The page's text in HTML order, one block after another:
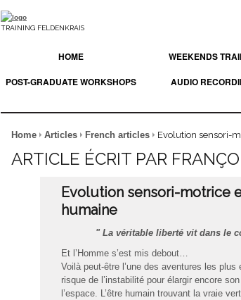
TRAINING FELDENKRAIS
HOME WEEKENDS
POST-GRADUATE WORKSHOPS
AUDIO
Home Articles French articles Evolution sensori-
ARTICLE ÉCRIT PAR
Evolution sensori-motrice
humaine
" La véritable liberté vit dans le
Et l’Homme s’est mis debout…
Voilà peut-être l’une des aventures les
risque de l’instabilité pour élargir encore
l’espace. L’être humain trouvant la vraie